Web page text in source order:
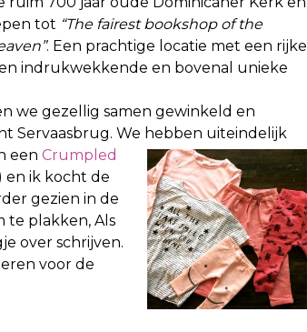
tot “The fairest bookshop of the
. Een prachtige locatie met een rijke
indrukwekkende en bovenal unieke
we gezellig samen gewinkeld en
Servaasbrug. We hebben uiteindelijk
een Crumpled
en ik kocht de
gezien in de
te plakken, Als
over schrijven.
voor de